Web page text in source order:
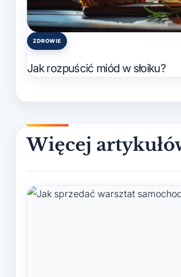
Posted
ZDROWIE
Jak rozpuścić miód w słoiku?